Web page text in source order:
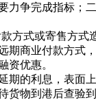
力争完成指标；
方式或寄售方式
期商业付款方式
资优惠。
期的利息，表面
货物到港后查验